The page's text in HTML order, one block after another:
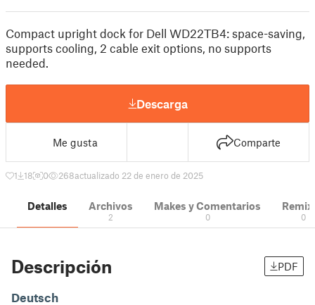
Compact upright dock for Dell WD22TB4: space-saving,
supports cooling, 2 cable exit options, no supports
needed.
Descarga
Me gusta Comparte
1 18 0 268actualizado 22 de enero de 2025
Detalles Archivos
2
Makes y Comentarios
0 0
Descripción PDF
Deutsch